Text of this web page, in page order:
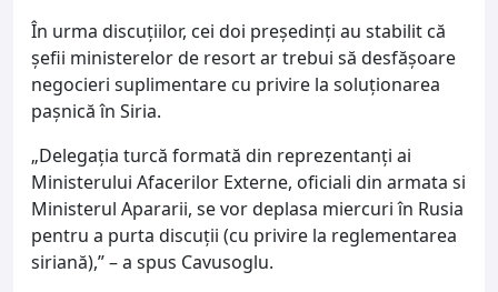
În urma discuțiilor, cei doi preşedinți au stabilit că
șefii ministerelor de resort ar trebui să desfășoare
negocieri suplimentare cu privire la soluționarea
pașnică în Siria.
„Delegația turcă formată din reprezentanți ai
Ministerului Afacerilor Externe, oficiali din armata si
Ministerul Apararii, se vor deplasa miercuri în Rusia
pentru a purta discuții (cu privire la reglementarea
siriană),” – a spus Cavusoglu.